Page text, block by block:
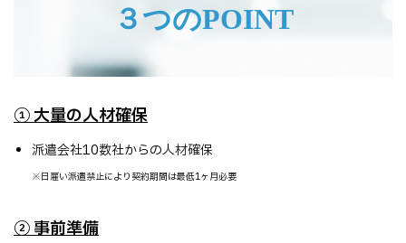
３つのPOINT
① 大量の人材確保
派遣会社10数社からの人材確保
※日雇い派遣禁止により契約期間は最低1ヶ月必要
② 事前準備